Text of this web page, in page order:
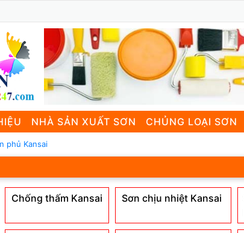
NHÀ SẢN XUẤT SƠN CHỦNG LOẠI SƠN
phủ Kansai
Chống thấm Kansai Sơn chịu nhiệt Kansai